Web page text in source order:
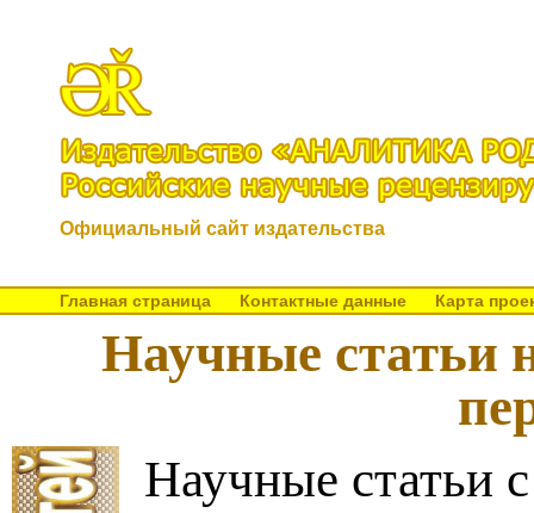
Официальный сайт издательства
Главная страница Контактные данные Карта
Научные статьи
Научные статьи